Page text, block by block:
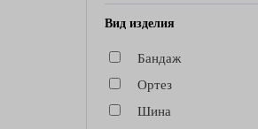
Вид изделия
Бандаж
Ортез
Шина